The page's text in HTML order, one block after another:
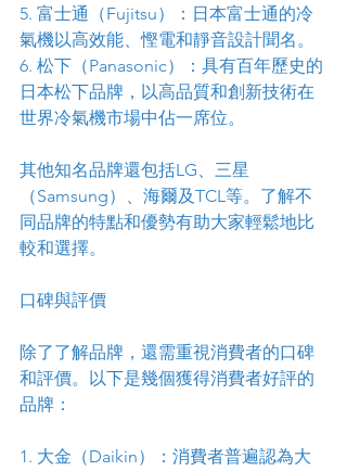
5. 富士通（Fujitsu）：日本富士通的冷
氣機以高效能、慳電和靜音設計聞名。
6. 松下（Panasonic）：具有百年歷史的
日本松下品牌，以高品質和創新技術在
世界冷氣機市場中佔一席位。
其他知名品牌還包括LG、三星
（Samsung）、海爾及TCL等。了解不
同品牌的特點和優勢有助大家輕鬆地比
較和選擇。
口碑與評價
除了了解品牌，還需重視消費者的口碑
和評價。以下是幾個獲得消費者好評的
品牌：
1. 大金（Daikin）：消費者普遍認為大